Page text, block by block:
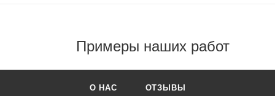
Примеры наших работ
О НАС ОТЗЫВЫ